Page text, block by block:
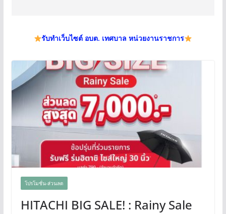
รับทำเว็บไซต์ อบต. เทศบาล หน่วยงานราชการ
โปรโมชั่น-ส่วนลด
HITACHI BIG SALE! : Rainy Sale